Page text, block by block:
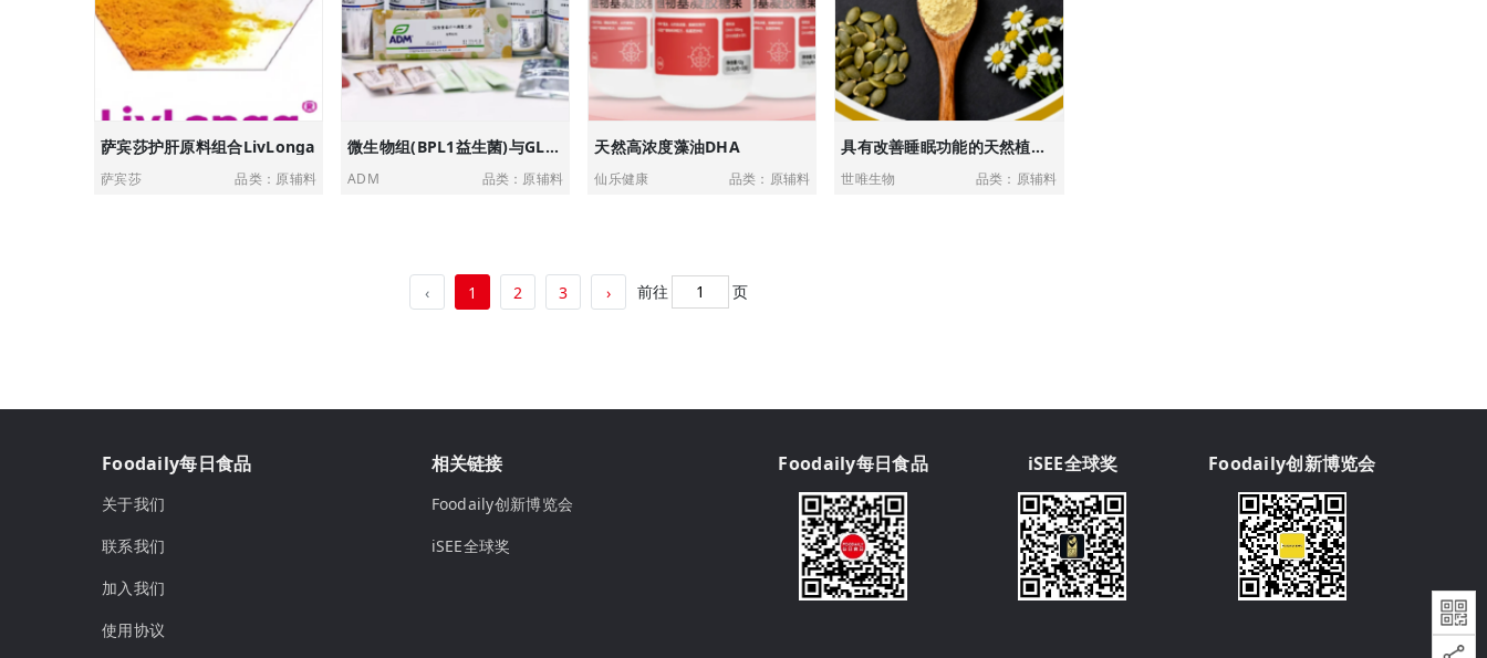
萨宾莎护肝原料组合LivLonga
萨宾莎 品类：原辅料
微生物组(BPL1益生菌)与GLP-1伴侣方案
ADM 品类：原辅料
天然高浓度藻油DHA
仙乐健康 品类：原辅料
具有改善睡眠功能的天然植物组合物专利原料｜复合南瓜籽粉
世唯生物 品类：原辅料
‹ 1 2 3 › 前往 页
Foodaily每日食品
关于我们
联系我们
加入我们
使用协议
相关链接
Foodaily创新博览会
iSEE全球奖
Foodaily每日食品 iSEE全球奖 Foodaily创新博览会